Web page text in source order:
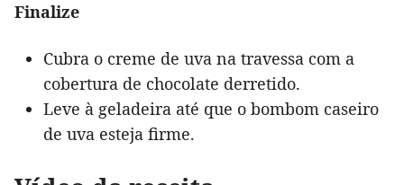
Finalize
Cubra o creme de uva na travessa com a
cobertura de chocolate derretido.
Leve à geladeira até que o bombom caseiro
de uva esteja firme.